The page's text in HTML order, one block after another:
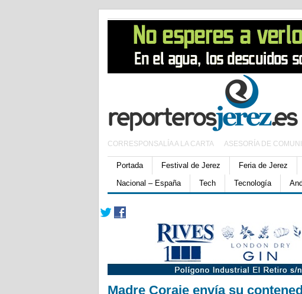
CORRESPONSALÍA A LA CARTA ASESORÍA DE
Portada Festival de Jerez Feria de Jerez
Nacional – España
Tech Tecnología
Madre Coraje envía su